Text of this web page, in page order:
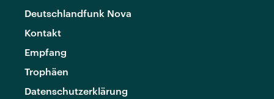
Deutschlandfunk Nova
Kontakt
Empfang
Trophäen
Datenschutzerklärung